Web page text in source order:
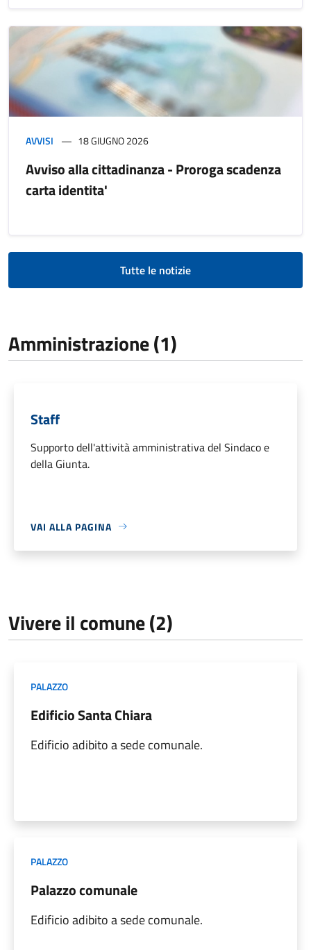
AVVISI 18 GIUGNO 2026
Avviso alla cittadinanza - Proroga scadenza
carta identita'
Tutte le notizie
Amministrazione (1)
Staff
Supporto dell'attività amministrativa del Sindaco e
della Giunta.
VAI ALLA PAGINA
Vivere il comune (2)
PALAZZO
Edificio Santa Chiara
Edificio adibito a sede comunale.
PALAZZO
Palazzo comunale
Edificio adibito a sede comunale.